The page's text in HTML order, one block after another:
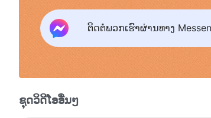
ທີ່ສຸດໃນບັນດາທູດສະຫວັນຂອງສະຫວັນ. ຕໍ່ມາເມື່
ເທິງແຜ່ນດິນໂລກ. ເຮົາເວົ້າວ່າ ມັນທໍລະຍົດຕໍ່ພຣະ
ມັນເປັນເທວະທູດທີ່ລໍ້ລວງເອວາເຂົ້າສູ່ຄວາມບາບ;
ໃຫ້ມະນຸດຊາດທໍລະຍົດຕໍ່ພຣະເຈົ້າ ແລະ ມາເຊື່ອ
ເຊື່ອຟັງມັນ ແລະ ຜູ້ຄົນໃນແຜ່ນດິນໂລກກໍສາມາດເ
ແຜ່ນດິນໂລກແມ່ນຢູ່ພາຍໃຕ້ການດູແລຂອງມະນຸດ
ທູດຈຶ່ງປາດຖະໜາຢາກຢູ່ເໜືອອໍານາດຂອງພຣະເ
ພຣະເຈົ້າ ເຊິ່ງຕໍ່ມາກໍໄດ້ກາຍເປັນວິນຍານຊົ່ວຮ້າຍ
ຕິດຕໍ່ພວກເຮົາຜ່ານທາງ
ຊຸດວິດີໂອອື່ນໆ